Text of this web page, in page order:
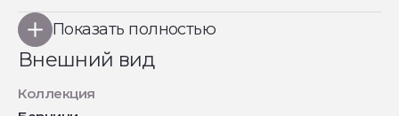
Показать полностью
Внешний вид
Коллекция